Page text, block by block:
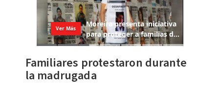
Familiares protestaron durante
la madrugada